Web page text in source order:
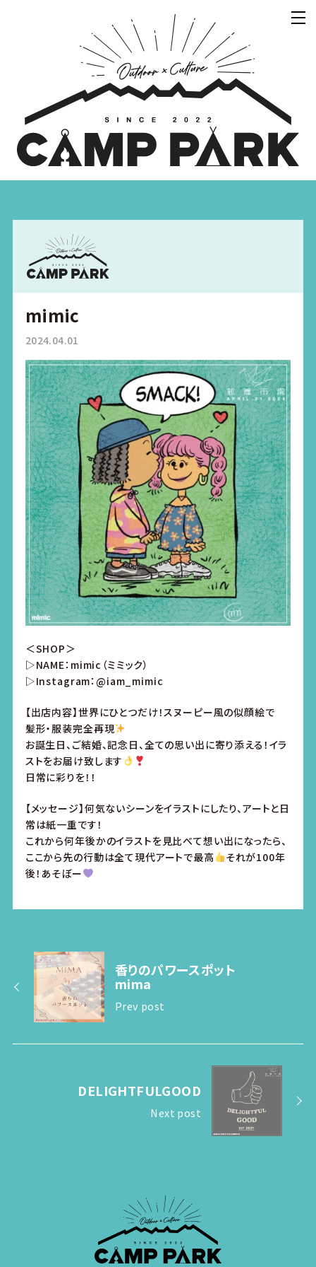
mimic
2024.04.01
＜SHOP＞
▷NAME：mimic（ミミック）
▷Instagram：@iam_mimic
【出店内容】世界にひとつだけ！スヌーピー風の似顔絵で
髪形・服装完全再現
お誕生日、ご結婚、記念日、全ての思い出に寄り添える！イラ
ストをお届け致します
日常に彩りを！！
【メッセージ】何気ないシーンをイラストにしたり、アートと日
常は紙一重です！
これから何年後かのイラストを見比べて想い出になったら、
ここから先の行動は全て現代アートで最高
それが100年
後！あそぼー
香りのパワースポット
mima
Prev post
DELIGHTFULGOOD
Next post